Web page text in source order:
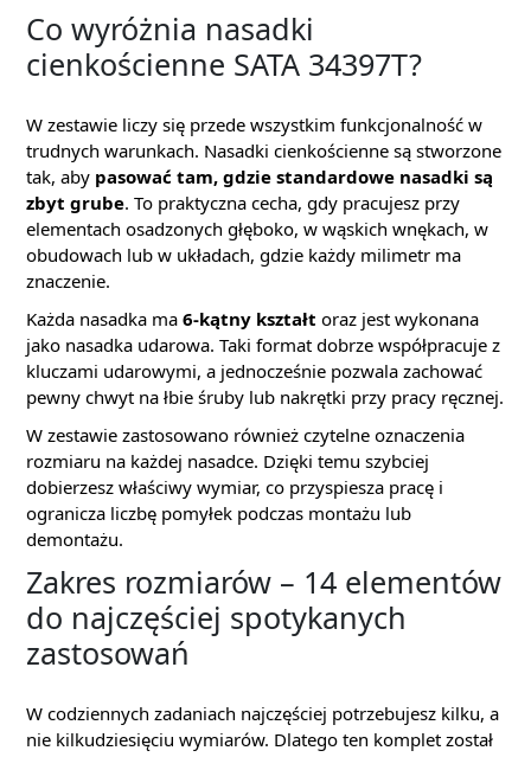
Co wyróżnia nasadki
cienkościenne SATA 34397T?
W zestawie liczy się przede wszystkim funkcjonalność w
trudnych warunkach. Nasadki cienkościenne są stworzone
tak, aby pasować tam, gdzie standardowe nasadki są
zbyt grube. To praktyczna cecha, gdy pracujesz przy
elementach osadzonych głęboko, w wąskich wnękach, w
obudowach lub w układach, gdzie każdy milimetr ma
znaczenie.
Każda nasadka ma 6-kątny kształt oraz jest wykonana
jako nasadka udarowa. Taki format dobrze współpracuje z
kluczami udarowymi, a jednocześnie pozwala zachować
pewny chwyt na łbie śruby lub nakrętki przy pracy ręcznej.
W zestawie zastosowano również czytelne oznaczenia
rozmiaru na każdej nasadce. Dzięki temu szybciej
dobierzesz właściwy wymiar, co przyspiesza pracę i
ogranicza liczbę pomyłek podczas montażu lub
demontażu.
Zakres rozmiarów – 14 elementów
do najczęściej spotykanych
zastosowań
W codziennych zadaniach najczęściej potrzebujesz kilku, a
nie kilkudziesięciu wymiarów. Dlatego ten komplet został